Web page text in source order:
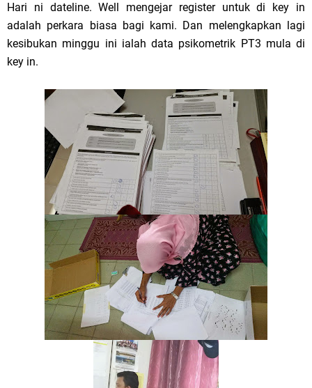
Hari ni dateline. Well mengejar register untuk di key in
adalah perkara biasa bagi kami. Dan melengkapkan lagi
kesibukan minggu ini ialah data psikometrik PT3 mula di
key in.